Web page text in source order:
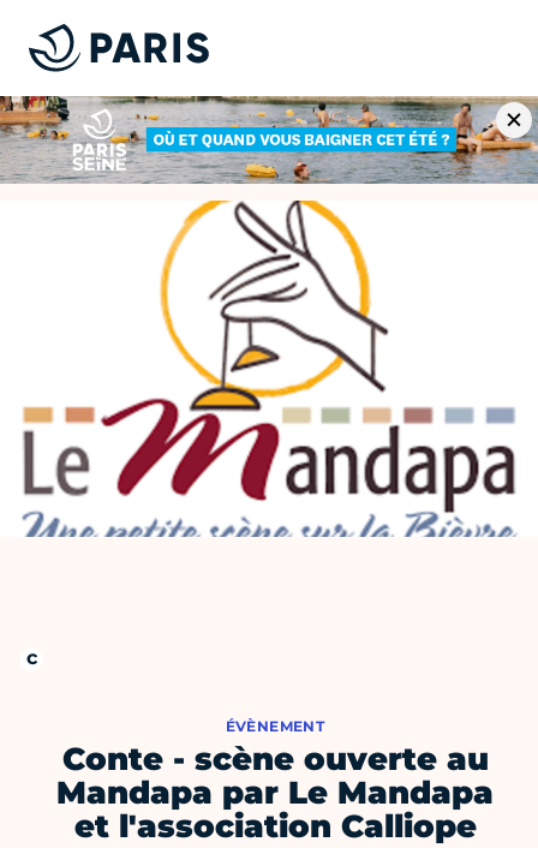
ÉVÈNEMENT
Conte - scène ouverte au
Mandapa par Le Mandapa
et l'association Calliope